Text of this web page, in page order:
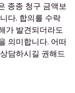
종종 청구 금액보
다. 합의를 수락
가 발견되더라도
의미합니다. 어떠
담하시길 권해드